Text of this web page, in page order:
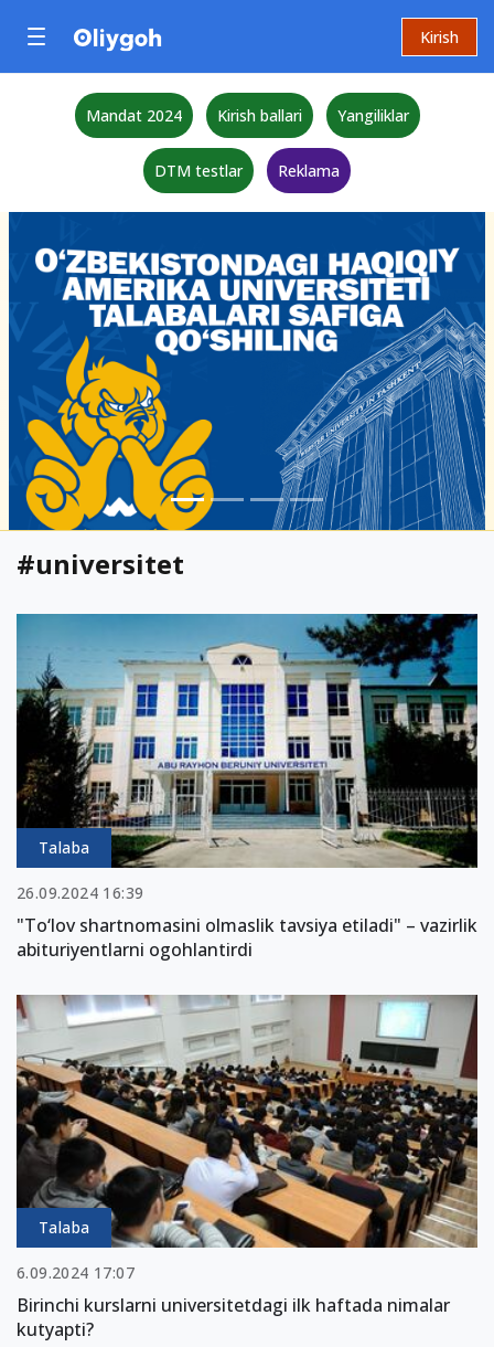
Kirish
Mandat 2024 Kirish ballari Yangiliklar
DTM testlar Reklama
#universitet
Talaba
26.09.2024 16:39
"To‘lov shartnomasini olmaslik tavsiya etiladi" – vazirlik
abituriyentlarni ogohlantirdi
Talaba
6.09.2024 17:07
Birinchi kurslarni universitetdagi ilk haftada nimalar
kutyapti?